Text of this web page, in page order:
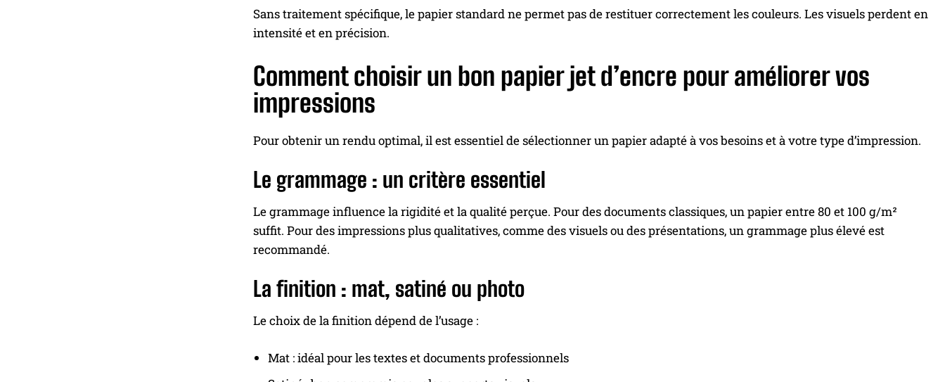
Sans traitement spécifique, le papier standard ne permet pas de restituer correctement les couleurs. Les visuels perdent en
intensité et en précision.
Comment choisir un bon papier jet d’encre pour améliorer vos
impressions
Pour obtenir un rendu optimal, il est essentiel de sélectionner un papier adapté à vos besoins et à votre type d’impression.
Le grammage : un critère essentiel
Le grammage influence la rigidité et la qualité perçue. Pour des documents classiques, un papier entre 80 et 100 g/m²
suffit. Pour des impressions plus qualitatives, comme des visuels ou des présentations, un grammage plus élevé est
recommandé.
La finition : mat, satiné ou photo
Le choix de la finition dépend de l’usage :
Mat : idéal pour les textes et documents professionnels